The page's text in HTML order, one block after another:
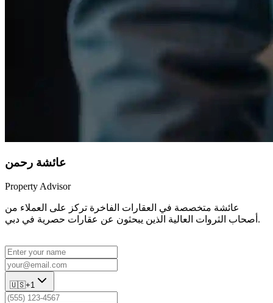
عائشة رحمن
Property Advisor
عائشة متخصصة في العقارات الفاخرة تركز على العملاء من
أصحاب الثروات العالية الذين يبحثون عن عقارات حصرية في دبي.
🇺🇸+1